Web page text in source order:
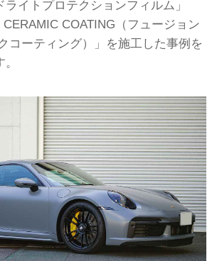
イトプロテクションフィルム」
CERAMIC COATING（フュージョン
コーティング）」を施工した事例を